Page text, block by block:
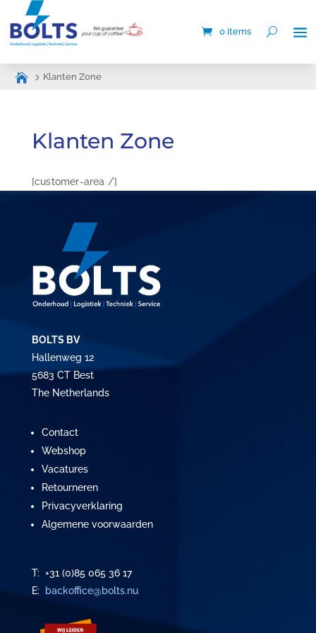
0 items
Klanten Zone
Klanten Zone
[customer-area /]
BOLTS BV
Hallenweg 12
5683 CT Best
The Netherlands
Contact
Webshop
Vacatures
Retourneren
Privacyverklaring
Algemene voorwaarden
T: +31 (0)85 065 36 17
E:
backoffice@bolts.nu